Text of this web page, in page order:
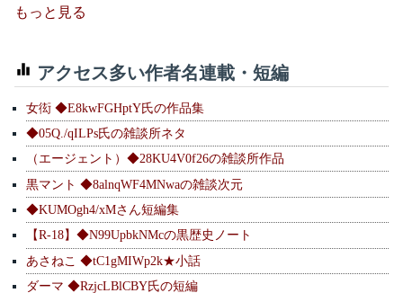
もっと見る
アクセス多い作者名連載・短編
女衒 ◆E8kwFGHptY氏の作品集
◆05Q./qILPs氏の雑談所ネタ
（エージェント）◆28KU4V0f26の雑談所作品
黒マント ◆8alnqWF4MNwaの雑談次元
◆KUMOgh4/xMさん短編集
【R-18】◆N99UpbkNMcの黒歴史ノート
あさねこ ◆tC1gMIWp2k★小話
ダーマ ◆RzjcLBlCBY氏の短編